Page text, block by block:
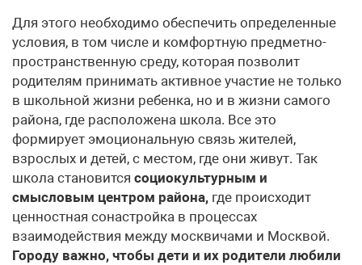
Для этого необходимо обеспечить определенные
условия, в том числе и комфортную предметно-
пространственную среду, которая позволит
родителям принимать активное участие не только
в школьной жизни ребенка, но и в жизни самого
района, где расположена школа. Все это
формирует эмоциональную связь жителей,
взрослых и детей, с местом, где они живут. Так
школа становится социокультурным и
смысловым центром района, где происходит
ценностная сонастройка в процессах
взаимодействия между москвичами и Москвой.
Городу важно, чтобы дети и их родители любили